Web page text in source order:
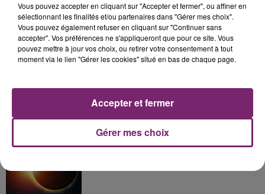
La Bulle - Guinguette éphémère
éclipse solaire du 12 Août 2026
Vous pouvez accepter en cliquant sur "Accepter et fermer", ou affiner en
sélectionnant les finalités et/ou partenaires dans "Gérer mes choix".
Vous pouvez également refuser en cliquant sur "Continuer sans
accepter". Vos préférences ne s'appliqueront que pour ce site. Vous
pouvez mettre à jour vos choix, ou retirer votre consentement à tout
moment via le lien "Gérer les cookies" situé en bas de chaque page.
Gérer mes choix
Accepter et fermer